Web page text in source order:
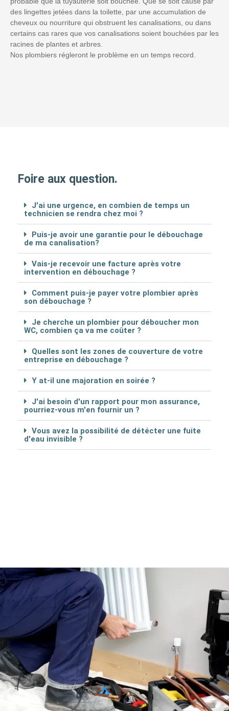
des lingettes jetées dans la toilette, par une accumulation de
cheveux ou nourriture qui obstruent les canalisations, ou dans
certains cas rares que vos canalisations soient bouchées par les
racines de plantes et arbres.
Nos plombiers régleront le problème en un temps record.
Foire aux question.
J'ai une urgence, en combien de temps un
technicien se rendra chez moi ?
Puis-je avoir une garantie pour le débouchage
de ma canalisation?
Vais-je recevoir une facture après votre
intervention en débouchage ?
Comment puis-je payer votre plombier après
son débouchage ?
Je cherche un plombier pour déboucher mon
WC, combien ça va me coûter ?
Quelles sont les zones de couverture de votre
entreprise en débouchage ?
Y at-il une majoration en soirée ?
J'ai besoin d'un rapport pour mon assurance,
pourriez-vous m'en fournir un ?
Vous avez la possibilité de détécter une fuite
d'eau invisible ?